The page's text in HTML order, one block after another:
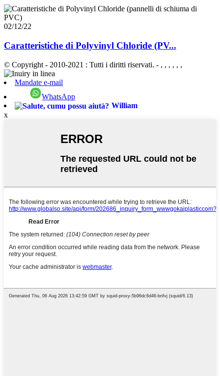
02/12/22
Caratteristiche di Polyvinyl Chloride (PV...
© Copyright - 2010-2021 : Tutti i diritti riservati. - , , , , , ,
Mandate e-mail
WhatsApp
William
x